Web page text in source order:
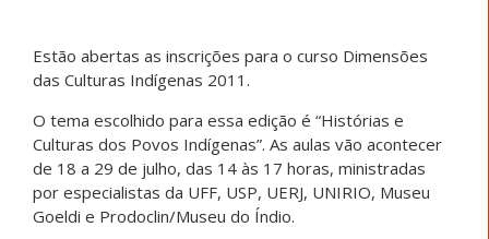
Estão abertas as inscrições para o curso Dimensões
das Culturas Indígenas 2011.
O tema escolhido para essa edição é “Histórias e
Culturas dos Povos Indígenas”. As aulas vão acontecer
de 18 a 29 de julho, das 14 às 17 horas, ministradas
por especialistas da UFF, USP, UERJ, UNIRIO, Museu
Goeldi e Prodoclin/Museu do Índio.